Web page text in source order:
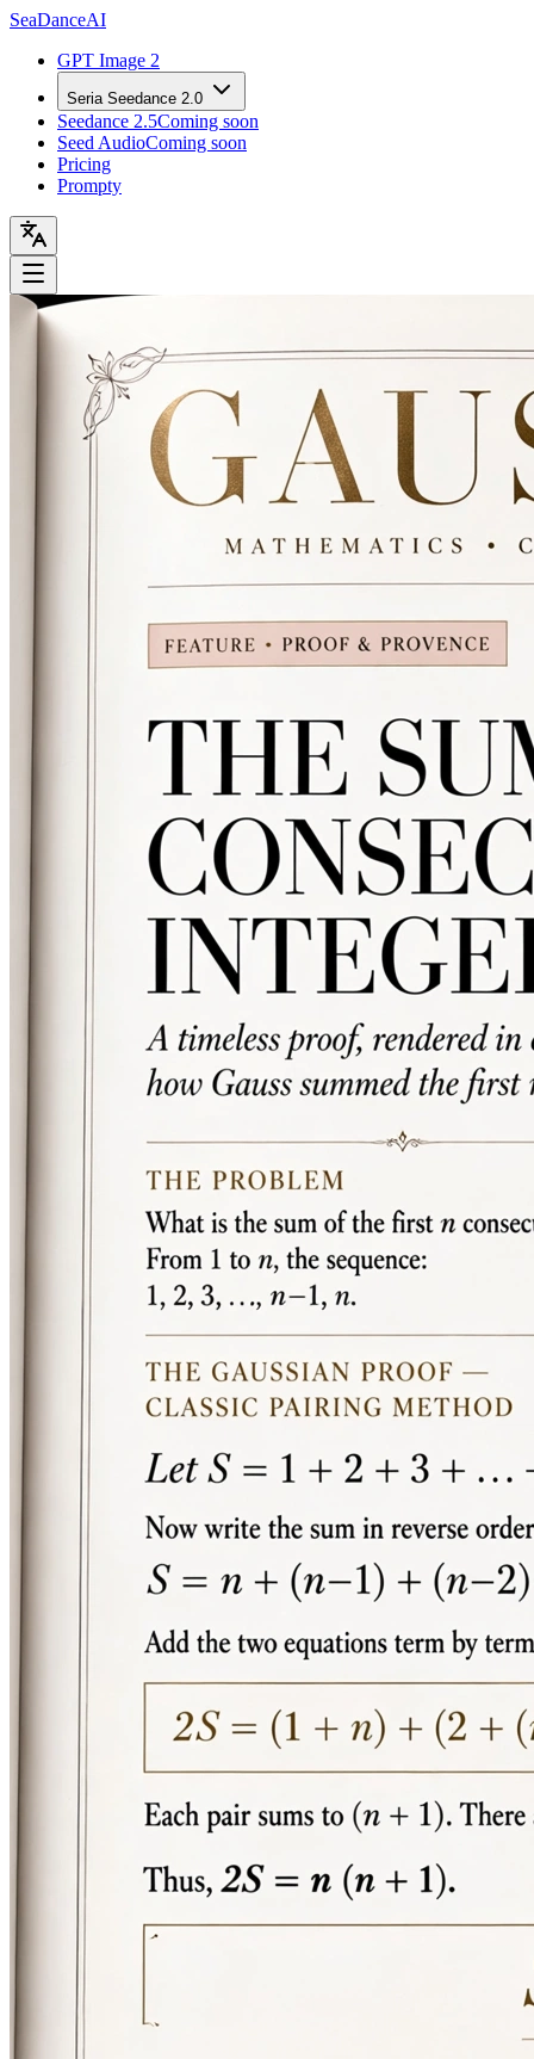
SeaDanceAI
GPT Image 2
Seria Seedance 2.0
Seedance 2.5Coming soon
Seed AudioComing soon
Pricing
Prompty